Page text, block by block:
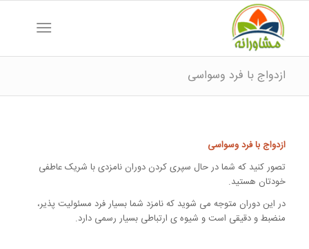
ازدواج با فرد وسواسی
ازدواج با فرد وسواسی
تصور کنید که شما در حال سپری کردن دوران نامزدی با شریک عاطفی
خودتان هستید.
در این دوران متوجه می شوید که نامزد شما بسیار فرد مسئولیت پذیر،
منضبط و دقیقی است و شیوه ی ارتباطی بسیار رسمی دارد.